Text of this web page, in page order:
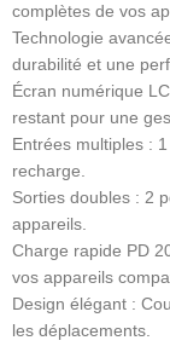
complètes de vos
Technologie
durabilité et une
Écran numérique
restant pour une
Entrées multiples :
recharge.
Sorties doubles : 2
appareils.
Charge rapide PD
vos appareils
Design élégant :
les déplacements.